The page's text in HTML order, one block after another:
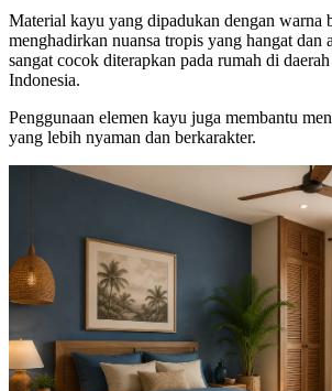
Material kayu yang dipadukan dengan warna
menghadirkan nuansa tropis yang hangat
sangat cocok diterapkan pada rumah di
Indonesia.
Penggunaan elemen kayu juga membantu
yang lebih nyaman dan berkarakter.